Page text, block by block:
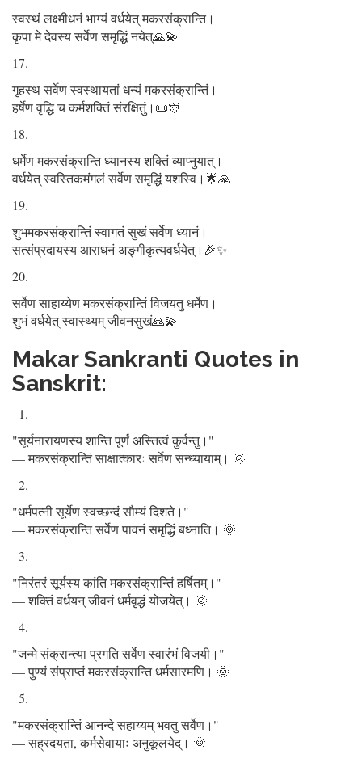
स्वस्थं लक्ष्मीधनं भाग्यं वर्धयेत् मकरसंक्रान्ति।
कृपा मे देवस्य सर्वेण समृद्धिं नयेत्🙏💫
गृहस्थ सर्वेण स्वस्थायतां धन्यं मकरसंक्रान्तिं।
हर्षेण वृद्धि च कर्मशक्तिं संरक्षितुं।📜🎊
धर्मेण मकरसंक्रान्ति ध्यानस्य शक्तिं व्याप्नुयात्।
वर्धयेत् स्वस्तिकमंगलं सर्वेण समृद्धिं यशस्वि।🌟🙏
शुभमकरसंक्रान्तिं स्वागतं सुखं सर्वेण ध्यानं।
सत्संप्रदायस्य आराधनं अङ्गीकृत्यवर्धयेत्।🎉✨
सर्वेण साहाय्येण मकरसंक्रान्तिं विजयतु धर्मेण।
शुभं वर्धयेत् स्वास्थ्यम् जीवनसुखं🙏💫
Makar Sankranti Quotes in
Sanskrit:
"सूर्यनारायणस्य शान्ति पूर्णं अस्तित्वं कुर्वन्तु।"
— मकरसंक्रान्तिं साक्षात्कारः सर्वेण सन्ध्यायाम्। 🌞
"धर्मपत्नी सूर्येण स्वच्छन्दं सौम्यं दिशते।"
— मकरसंक्रान्ति सर्वेण पावनं समृद्धिं बध्नाति। 🌞
"निरंतरं सूर्यस्य कांति मकरसंक्रान्तिं हर्षितम्।"
— शक्तिं वर्धयन् जीवनं धर्मवृद्धं योजयेत्। 🌞
"जन्मे संक्रान्त्या प्रगति सर्वेण स्वारंभं विजयी।"
— पुण्यं संप्राप्तं मकरसंक्रान्ति धर्मसारमणि। 🌞
"मकरसंक्रान्तिं आनन्दे सहाय्यम् भवतु सर्वेण।"
— सह्रदयता, कर्मसेवायाः अनुकूलयेद्। 🌞